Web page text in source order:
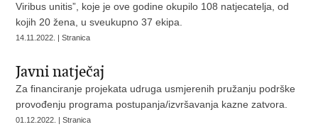
Viribus unitis”, koje je ove godine okupilo 108 natjecatelja, od
kojih 20 žena, u sveukupno 37 ekipa.
14.11.2022. | Stranica
Javni natječaj
Za financiranje projekata udruga usmjerenih pružanju podrške
provođenju programa postupanja/izvršavanja kazne zatvora.
01.12.2022. | Stranica